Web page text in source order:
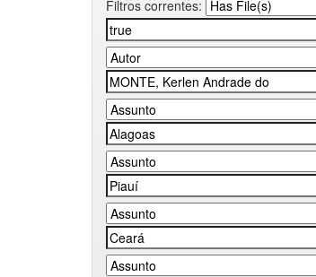
Filtros correntes: